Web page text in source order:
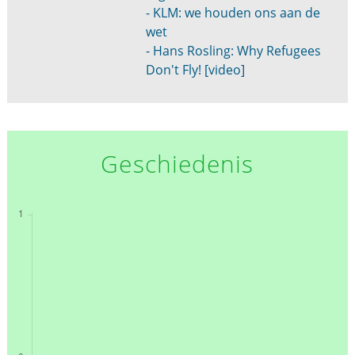
- KLM: we houden ons aan de
wet
- Hans Rosling: Why Refugees
Don't Fly! [video]
Geschiedenis